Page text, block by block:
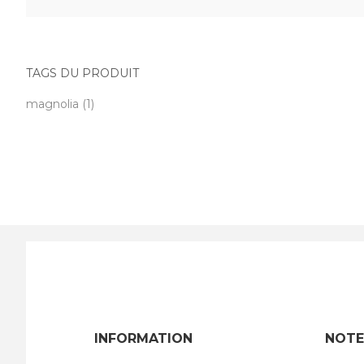
TAGS DU PRODUIT
magnolia (1)
INFORMATION NOTE